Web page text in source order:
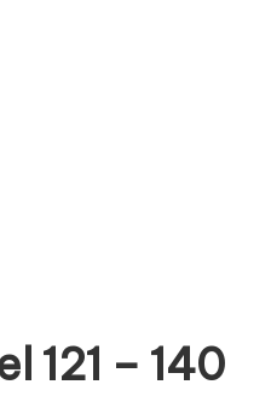
121 – 140